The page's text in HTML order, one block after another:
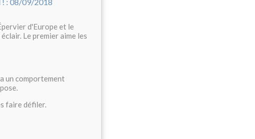
d'Europe et le
Le premier aime les
un comportement
faire défiler.